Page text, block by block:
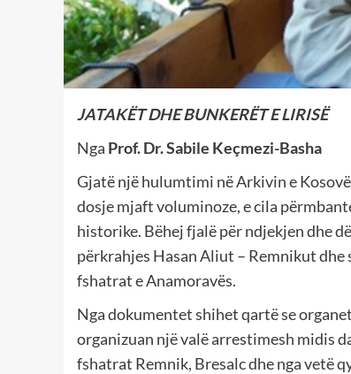
JATAKËT DHE BUNKERËT E LIRISË
Nga Prof. Dr. Sabile Keçmezi-Basha
Gjatë një hulumtimi në Arkivin e
dosje mjaft voluminoze, e cila
historike. Bëhej fjalë për ndjekjen dhe
përkrahjes Hasan Aliut – Remnikut dhe
fshatrat e Anamoravës.
Nga dokumentet shihet qartë se
organizuan një valë arrestimesh midis
fshatrat Remnik, Bresalc dhe nga vetë